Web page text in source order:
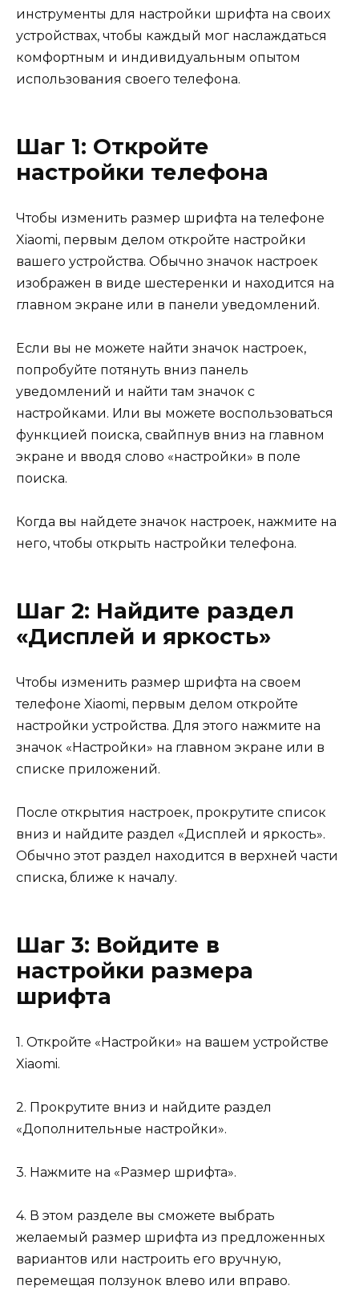
инструменты для настройки шрифта на своих
устройствах, чтобы каждый мог наслаждаться
комфортным и индивидуальным опытом
использования своего телефона.
Шаг 1: Откройте
настройки телефона
Чтобы изменить размер шрифта на телефоне
Xiaomi, первым делом откройте настройки
вашего устройства. Обычно значок настроек
изображен в виде шестеренки и находится на
главном экране или в панели уведомлений.
Если вы не можете найти значок настроек,
попробуйте потянуть вниз панель
уведомлений и найти там значок с
настройками. Или вы можете воспользоваться
функцией поиска, свайпнув вниз на главном
экране и вводя слово «настройки» в поле
поиска.
Когда вы найдете значок настроек, нажмите на
него, чтобы открыть настройки телефона.
Шаг 2: Найдите раздел
«Дисплей и яркость»
Чтобы изменить размер шрифта на своем
телефоне Xiaomi, первым делом откройте
настройки устройства. Для этого нажмите на
значок «Настройки» на главном экране или в
списке приложений.
После открытия настроек, прокрутите список
вниз и найдите раздел «Дисплей и яркость».
Обычно этот раздел находится в верхней части
списка, ближе к началу.
Шаг 3: Войдите в
настройки размера
шрифта
1. Откройте «Настройки» на вашем устройстве
Xiaomi.
2. Прокрутите вниз и найдите раздел
«Дополнительные настройки».
3. Нажмите на «Размер шрифта».
4. В этом разделе вы сможете выбрать
желаемый размер шрифта из предложенных
вариантов или настроить его вручную,
перемещая ползунок влево или вправо.